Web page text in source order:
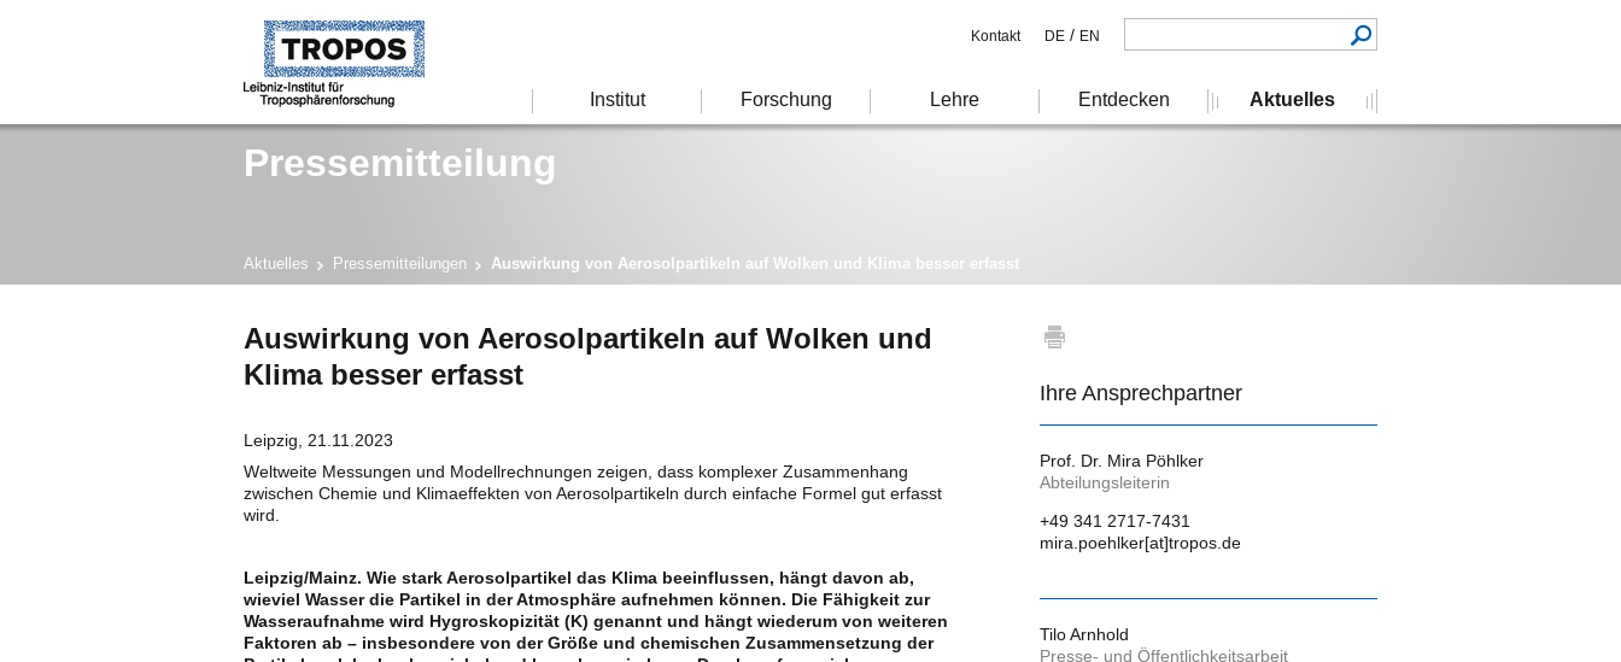
Pressemitteilung
Aktuelles Pressemitteilungen Auswirkung von Aerosolpartikeln auf Wolken und Klima besser erfasst
Auswirkung von Aerosolpartikeln auf Wolken und
Klima besser erfasst
Leipzig, 21.11.2023
Weltweite Messungen und Modellrechnungen zeigen, dass komplexer Zusammenhang
zwischen Chemie und Klimaeffekten von Aerosolpartikeln durch einfache Formel gut erfasst
wird.
Leipzig/Mainz. Wie stark Aerosolpartikel das Klima beeinflussen, hängt davon ab,
wieviel Wasser die Partikel in der Atmosphäre aufnehmen können. Die Fähigkeit zur
Wasseraufnahme wird Hygroskopizität (K) genannt und hängt wiederum von weiteren
Faktoren ab – insbesondere von der Größe und chemischen Zusammensetzung der
Ihre Ansprechpartner
Prof. Dr. Mira Pöhlker
Abteilungsleiterin
+49 341 2717-7431
mira.poehlker[at]tropos.de
Tilo Arnhold
Presse- und Öffentlichkeitsarbeit
Institut Forschung Lehre Entdecken Aktuelles
Kontakt DE / EN